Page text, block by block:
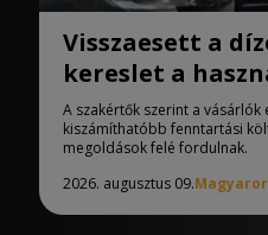
Visszaesett a
kereslet a
A szakértők szerint a vásárlók
kiszámíthatóbb fenntartási
megoldások felé fordulnak.
2026. augusztus 09.